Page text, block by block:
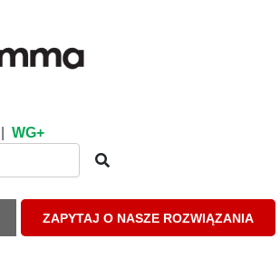
WG+
ZAPYTAJ O NASZE ROZWIĄZANIA